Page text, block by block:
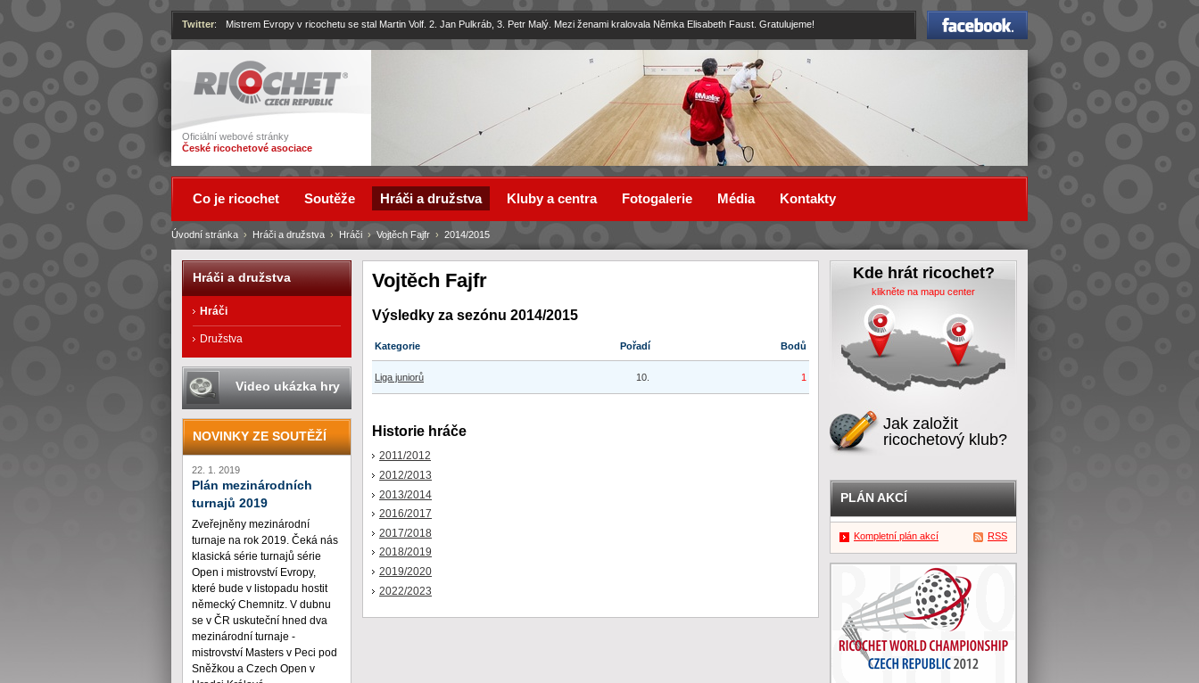
Ricochet
Oficiální webové stránky
České ricochetové asociace
Facebook
Twitter: Mistrem Evropy v ricochetu se stal Martin Volf. 2. Jan Pulkráb, 3. Petr Malý. Mezi ženami kralovala Němka Elisabeth Faust. Gratulujeme!
Vojtěch Fajfr
Výsledky za sezónu 2014/2015
Kategorie Pořadí Bodů
Liga juniorů 10. 1
Historie hráče
2011/2012
2012/2013
2013/2014
2016/2017
2017/2018
2018/2019
2019/2020
2022/2023
Úvodní stránka › Hráči a družstva › Hráči › Vojtěch Fajfr › 2014/2015
Co je ricochet Soutěže Hráči a družstva Kluby a centra Fotogalerie Média Kontakty
Hráči a družstva
Hráči
Družstva
Video ukázka hry
NOVINKY ZE SOUTĚŽÍ
22. 1. 2019
Plán mezinárodních
turnajů 2019
Zveřejněny mezinárodní
turnaje na rok 2019. Čeká nás
klasická série turnajů série
Open i mistrovství Evropy,
které bude v listopadu hostit
německý Chemnitz. V dubnu
se v ČR uskuteční hned dva
mezinárodní turnaje -
mistrovství Masters v Peci pod
Sněžkou a Czech Open v
Kde hrát ricochet?
klikněte na mapu center
Jak založit
ricochetový klub?
PLÁN AKCÍ
Kompletní plán akcí RSS